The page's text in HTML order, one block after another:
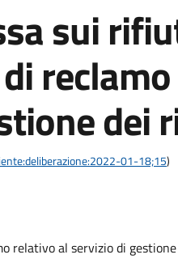
sui
dei
01-18;15)
relativo al servizio di